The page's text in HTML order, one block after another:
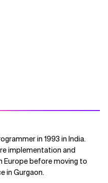
in 1993 in India.
implementation and
before moving to
in Gurgaon.